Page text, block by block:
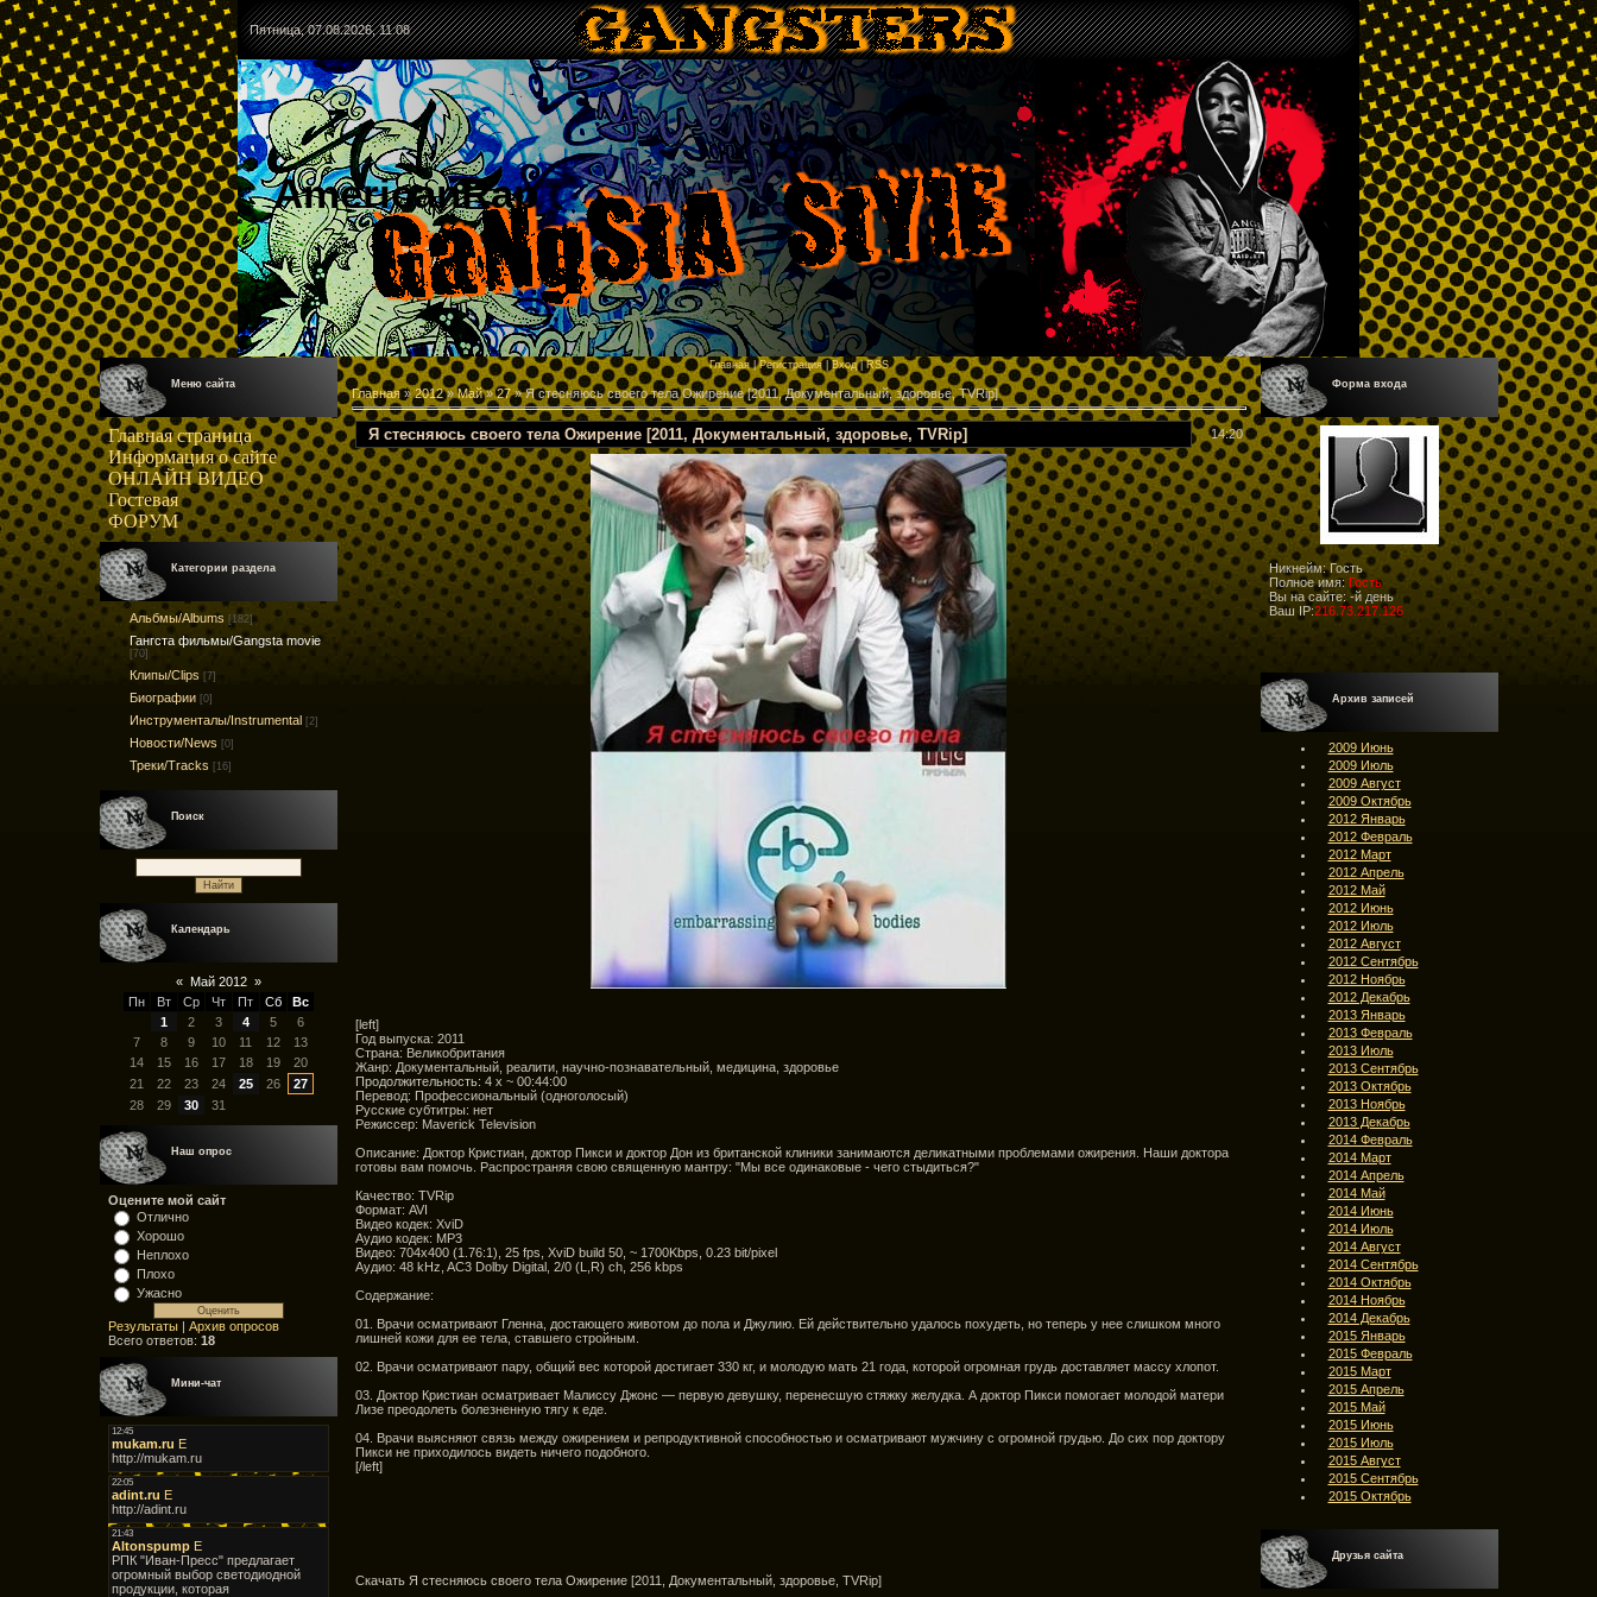
Пятница, 07.08.2026, 11:08
AmericanRap
Меню сайта
Главная страница
Информация о сайте
ОНЛАЙН ВИДЕО
Гостевая
ФОРУМ
Категории раздела
Альбмы/Albums [182]
Гангста фильмы/Gangsta movie
[70]
Клипы/Clips [7]
Биографии [0]
Инструменталы/Instrumental [2]
Новости/News [0]
Треки/Tracks [16]
Поиск
Календарь
« Май 2012 »
Пн
Вт Ср Чт Пт Сб
Вс
1
2 3 4 5
6
7
8 9 10 11 12
13
14
15 16 17 18 19
20
21
22 23 24 25 26
27
28
29 30 31
Наш опрос
Оцените мой сайт
Отлично
Хорошо
Неплохо
Плохо
Ужасно
Результаты| Архив опросов
Всего ответов: 18
Мини-чат
Главная|Регистрация| Вход|RSS
Главная»2012 » Май » 27» Я стесняюсь своего тела Ожирение [2011, Документальный, здоровье, TVRip]
Я стесняюсь своего тела Ожирение [2011, Документальный, здоровье, TVRip] 14:20
[left]
Год выпуска: 2011
Страна: Великобритания
Жанр: Документальный, реалити, научно-познавательный, медицина, здоровье
Продолжительность: 4 х ~ 00:44:00
Перевод: Профессиональный (одноголосый)
Русские субтитры: нет
Режиссер: Maverick Television
Описание: Доктор Кристиан, доктор Пикси и доктор Дон из британской клиники занимаются деликатными проблемами ожирения. Наши доктора
готовы вам помочь. Распространяя свою священную мантру: "Мы все одинаковые - чего стыдиться?"
Качество: TVRip
Формат: AVI
Видео кодек: XviD
Аудио кодек: MP3
Видео: 704x400 (1.76:1), 25 fps, XviD build 50, ~ 1700Kbps, 0.23 bit/pixel
Аудио: 48 kHz, AC3 Dolby Digital, 2/0 (L,R) ch, 256 kbps
Содержание:
01. Врачи осматривают Гленна, достающего животом до пола и Джулию. Ей действительно удалось похудеть, но теперь у нее слишком много
лишней кожи для ее тела, ставшего стройным.
02. Врачи осматривают пару, общий вес которой достигает 330 кг, и молодую мать 21 года, которой огромная грудь доставляет массу хлопот.
03. Доктор Кристиан осматривает Малиссу Джонс — первую девушку, перенесшую стяжку желудка. А доктор Пикси помогает молодой матери
Лизе преодолеть болезненную тягу к еде.
04. Врачи выясняют связь между ожирением и репродуктивной способностью и осматривают мужчину с огромной грудью. До сих пор доктору
Пикси не приходилось видеть ничего подобного.
[/left]
Скачать Я стесняюсь своего тела Ожирение [2011, Документальный, здоровье, TVRip]
Форма входа
Никнейм: Гость
Полное имя: Гость
Вы на сайте: -й день
Ваш IP:216.73.217.126
Архив записей
2009 Июнь
2009 Июль
2009 Август
2009 Октябрь
2012 Январь
2012 Февраль
2012 Март
2012 Апрель
2012 Май
2012 Июнь
2012 Июль
2012 Август
2012 Сентябрь
2012 Ноябрь
2012 Декабрь
2013 Январь
2013 Февраль
2013 Июль
2013 Сентябрь
2013 Октябрь
2013 Ноябрь
2013 Декабрь
2014 Февраль
2014 Март
2014 Апрель
2014 Май
2014 Июнь
2014 Июль
2014 Август
2014 Сентябрь
2014 Октябрь
2014 Ноябрь
2014 Декабрь
2015 Январь
2015 Февраль
2015 Март
2015 Апрель
2015 Май
2015 Июнь
2015 Июль
2015 Август
2015 Сентябрь
2015 Октябрь
Друзья сайта